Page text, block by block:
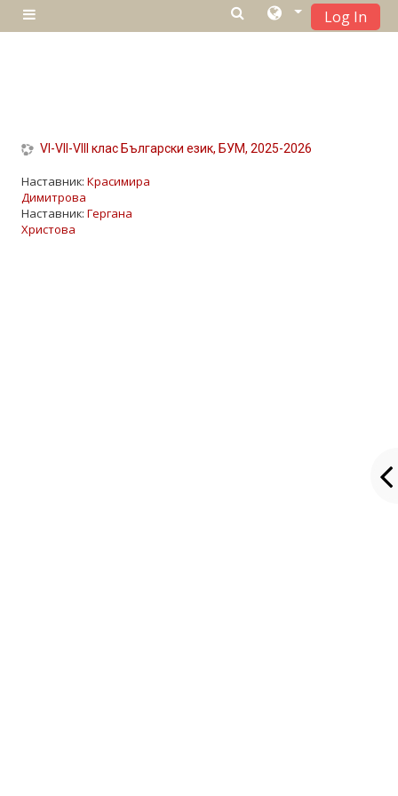
Страничен панел
Log In
VI-VII-VIII клас Български език, БУМ, 2025-2026
Наставник:Красимира
Димитрова
Наставник:Гергана
Христова